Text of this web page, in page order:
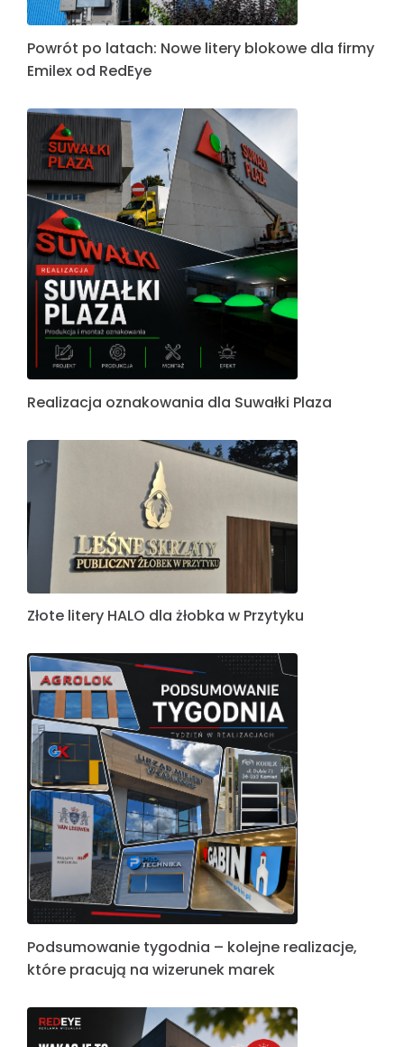
Powrót po latach: Nowe litery blokowe dla firmy
Emilex od RedEye
Realizacja oznakowania dla Suwałki Plaza
Złote litery HALO dla żłobka w Przytyku
Podsumowanie tygodnia – kolejne realizacje,
które pracują na wizerunek marek